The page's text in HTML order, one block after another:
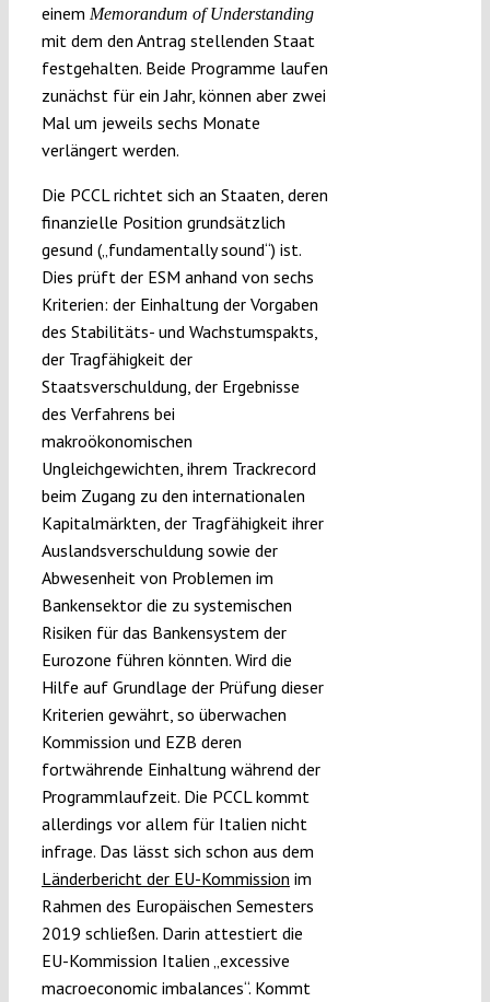
einem Memorandum of Understanding
mit dem den Antrag stellenden Staat
festgehalten. Beide Programme laufen
zunächst für ein Jahr, können aber zwei
Mal um jeweils sechs Monate
verlängert werden.
Die PCCL richtet sich an Staaten, deren
finanzielle Position grundsätzlich
gesund („fundamentally sound“) ist.
Dies prüft der ESM anhand von sechs
Kriterien: der Einhaltung der Vorgaben
des Stabilitäts- und Wachstumspakts,
der Tragfähigkeit der
Staatsverschuldung, der Ergebnisse
des Verfahrens bei
makroökonomischen
Ungleichgewichten, ihrem Trackrecord
beim Zugang zu den internationalen
Kapitalmärkten, der Tragfähigkeit ihrer
Auslandsverschuldung sowie der
Abwesenheit von Problemen im
Bankensektor die zu systemischen
Risiken für das Bankensystem der
Eurozone führen könnten. Wird die
Hilfe auf Grundlage der Prüfung dieser
Kriterien gewährt, so überwachen
Kommission und EZB deren
fortwährende Einhaltung während der
Programmlaufzeit. Die PCCL kommt
allerdings vor allem für Italien nicht
infrage. Das lässt sich schon aus dem
Länderbericht der EU-Kommission im
Rahmen des Europäischen Semesters
2019 schließen. Darin attestiert die
EU-Kommission Italien „excessive
macroeconomic imbalances“. Kommt